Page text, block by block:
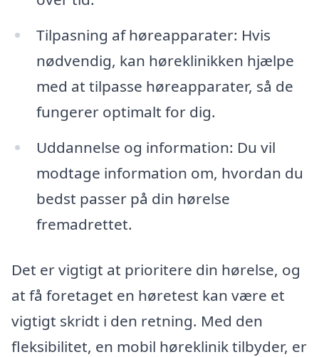
Tilpasning af høreapparater: Hvis
nødvendig, kan høreklinikken hjælpe
med at tilpasse høreapparater, så de
fungerer optimalt for dig.
Uddannelse og information: Du vil
modtage information om, hvordan du
bedst passer på din hørelse
fremadrettet.
Det er vigtigt at prioritere din hørelse, og
at få foretaget en høretest kan være et
vigtigt skridt i den retning. Med den
fleksibilitet, en mobil høreklinik tilbyder, er